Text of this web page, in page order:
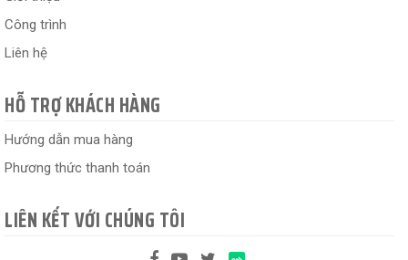
Công trình
Liên hệ
HỖ TRỢ KHÁCH HÀNG
Hướng dẫn mua hàng
Phương thức thanh toán
LIÊN KẾT VỚI CHÚNG TÔI